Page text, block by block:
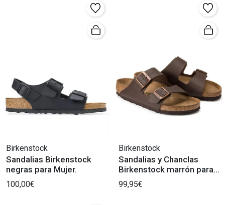
Birkenstock
Sandalias Birkenstock
negras para Mujer.
100,00€
Birkenstock
Sandalias y Chanclas
Birkenstock marrón para
Hombre.
99,95€